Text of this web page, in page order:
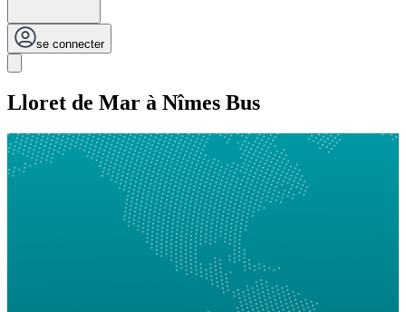
se connecter
Lloret de Mar à Nîmes Bus